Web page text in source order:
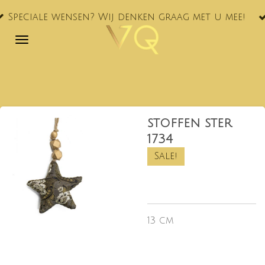
Ga
naar
wensen? Wij denken graag met u mee!
stoffen ster
1734
Sale!
13 cm